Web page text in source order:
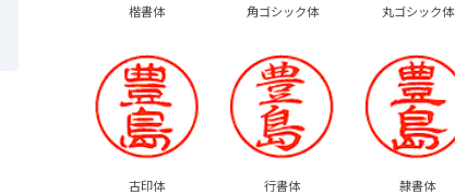
楷書体 角ゴシック体 丸ゴシック体
古印体 行書体 隷書体